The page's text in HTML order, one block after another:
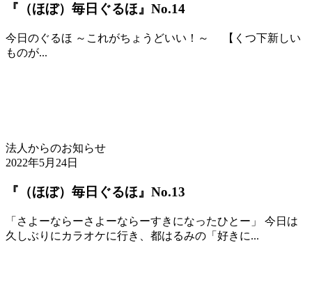
『（ほぼ）毎日ぐるほ』No.14
今日のぐるほ ～これがちょうどいい！～ 【くつ下新しい
ものが...
法人からのお知らせ
2022年5月24日
『（ほぼ）毎日ぐるほ』No.13
「さよーならーさよーならーすきになったひとー」 今日は
久しぶりにカラオケに行き、都はるみの「好きに...